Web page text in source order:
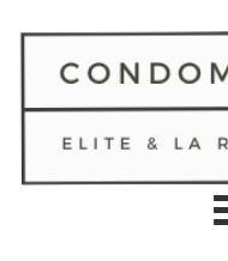
contenuto